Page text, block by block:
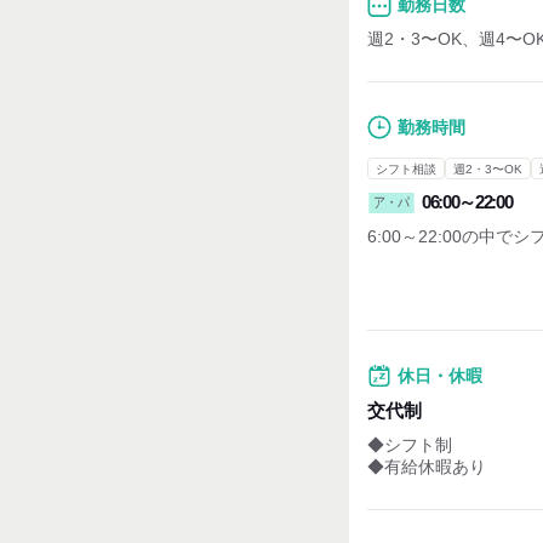
勤務日数
週2・3〜OK、週4〜
勤務時間
シフト相談 週2・3〜OK
ア・パ 06:00～22:00
6:00～22:00の中でシ
・週末（土日祝）に入
・夕方～閉店まで勤務
大歓迎です！！
※日数の相談応じます
休日・休暇
交代制
◆シフト制
◆有給休暇あり